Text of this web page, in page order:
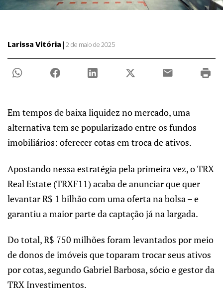
Larissa Vitória | 2 de maio de 2025
Em tempos de baixa liquidez no mercado, uma
alternativa tem se popularizado entre os fundos
imobiliários: oferecer cotas em troca de ativos.
Apostando nessa estratégia pela primeira vez, o TRX
Real Estate (TRXF11) acaba de anunciar que quer
levantar R$ 1 bilhão com uma oferta na bolsa – e
garantiu a maior parte da captação já na largada.
Do total, R$ 750 milhões foram levantados por meio
de donos de imóveis que toparam trocar seus ativos
por cotas, segundo Gabriel Barbosa, sócio e gestor da
TRX Investimentos.